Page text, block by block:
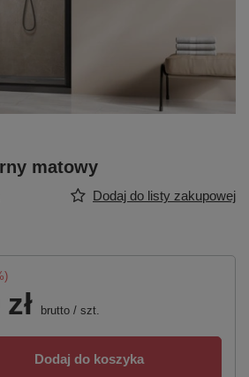
matowy
Dodaj do listy zakupowej
brutto / szt.
Dodaj do koszyka